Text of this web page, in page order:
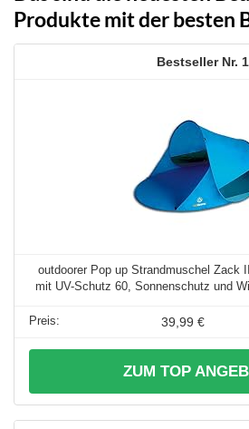
Produkte mit der besten
1
outdoorer Pop up Strandmuschel Zack
mit UV-Schutz 60, Sonnenschutz und
39,99 €
ZUM TOP